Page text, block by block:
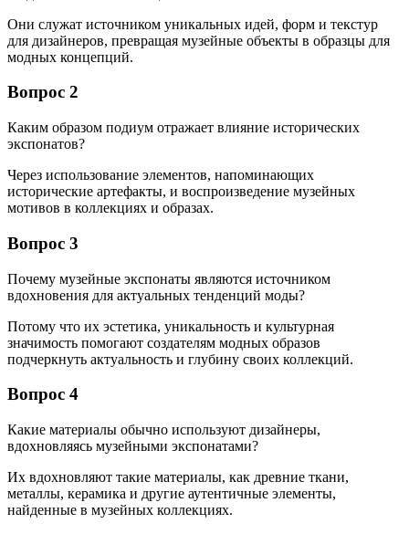
Они служат источником уникальных идей, форм и текстур
для дизайнеров, превращая музейные объекты в образцы для
модных концепций.
Вопрос 2
Каким образом подиум отражает влияние исторических
экспонатов?
Через использование элементов, напоминающих
исторические артефакты, и воспроизведение музейных
мотивов в коллекциях и образах.
Вопрос 3
Почему музейные экспонаты являются источником
вдохновения для актуальных тенденций моды?
Потому что их эстетика, уникальность и культурная
значимость помогают создателям модных образов
подчеркнуть актуальность и глубину своих коллекций.
Вопрос 4
Какие материалы обычно используют дизайнеры,
вдохновляясь музейными экспонатами?
Их вдохновляют такие материалы, как древние ткани,
металлы, керамика и другие аутентичные элементы,
найденные в музейных коллекциях.